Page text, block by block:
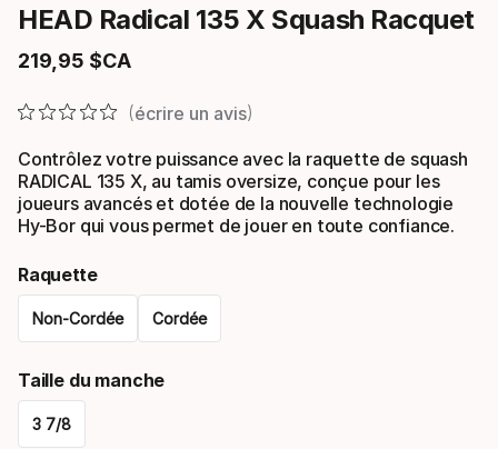
HEAD Radical 135 X Squash Racquet
219 95 $CA
Prix final
écrire un avis
Contrôlez votre puissance avec la raquette de squash
RADICAL 135 X, au tamis oversize, conçue pour les
joueurs avancés et dotée de la nouvelle technologie
Hy-Bor qui vous permet de jouer en toute confiance.
Raquette
Non-Cordée Cordée
select
option:
Taille du manche
3 7/8